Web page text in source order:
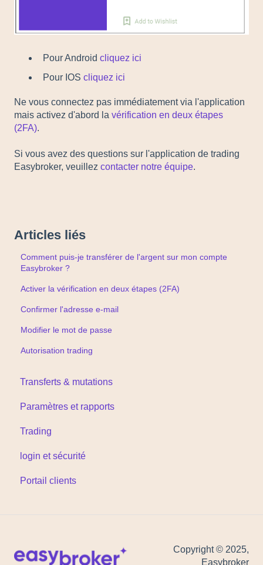
Pour Android cliquez ici
Pour IOS cliquez ici
Ne vous connectez pas immédiatement via l'application
mais activez d'abord la vérification en deux étapes
(2FA).
Si vous avez des questions sur l'application de trading
Easybroker, veuillez contacter notre équipe.
Articles liés
Comment puis-je transférer de l'argent sur mon compte
Easybroker ?
Activer la vérification en deux étapes (2FA)
Confirmer l'adresse e-mail
Modifier le mot de passe
Autorisation trading
Transferts & mutations
Paramètres et rapports
Trading
login et sécurité
Portail clients
Copyright © 2025,
Easybroker